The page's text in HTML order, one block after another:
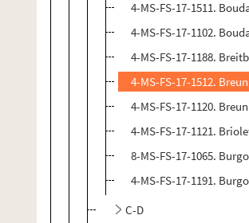
4-MS-FS-17-1511.
4-MS-FS-17-1102.
4-MS-FS-17-1188.
4-MS-FS-17-1512.
4-MS-FS-17-1120.
4-MS-FS-17-1121.
8-MS-FS-17-1065.
4-MS-FS-17-1191.
C-D